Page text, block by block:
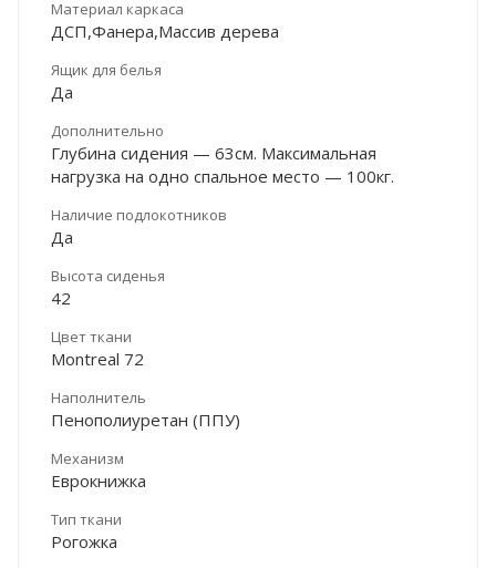
Материал каркаса
ДСП,Фанера,Массив дерева
Ящик для белья
Да
Дополнительно
Глубина сидения — 63см. Максимальная
нагрузка на одно спальное место — 100кг.
Наличие подлокотников
Да
Высота сиденья
42
Цвет ткани
Montreal 72
Наполнитель
Пенополиуретан (ППУ)
Механизм
Еврокнижка
Тип ткани
Рогожка